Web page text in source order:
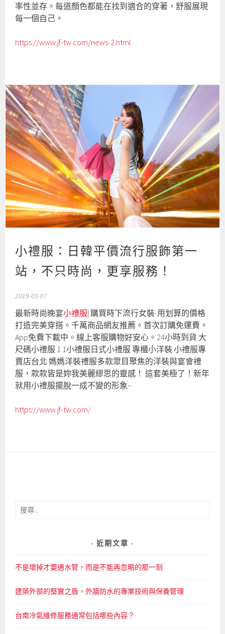
率性並存。每道顏色都能在找到適合的穿著，舒服展現
每一個自己。
https://www.jf-tw.com/news-2.html
小禮服：日韓平價流行服飾第一
站，不只時尚，更享服務！
2019-03-07
最新時尚晚宴小禮服| 購買時下流行女裝-用划算的價格
打造完美穿搭。千萬商品網友推薦。首次訂購免運費。
App免費下載中。線上客服購物好安心。24小時到貨 大
尺碼小禮服 1 1小禮服日式小禮服 專櫃小洋裝 小禮服專
賣店台北 媽媽洋裝禮服多款眾目聚焦的洋裝與宴會禮
服，款款皆是妳我美麗繆思的靈感！ 這套美極了！新年
就用小禮服擺脫一成不變的形象~
https://www.jf-tw.com/
搜
近期文章
不是壞掉才要通水管，而是不能再忽略的那一刻
建築外部的堅實之盾，外牆防水的專業技術與保養管理
台南冷氣維修服務通常包括哪些內容？